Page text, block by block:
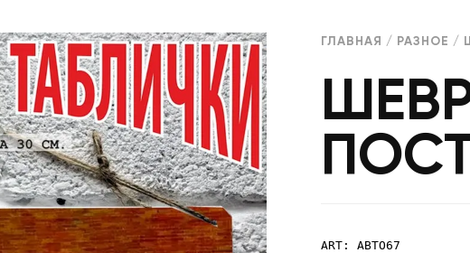
ГЛАВНАЯ / РАЗНОЕ /
ART: АВТО67